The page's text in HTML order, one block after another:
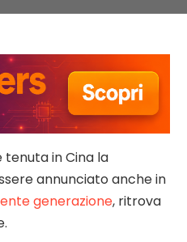
tenuta in Cina la
annunciato anche in
generazione, ritrova